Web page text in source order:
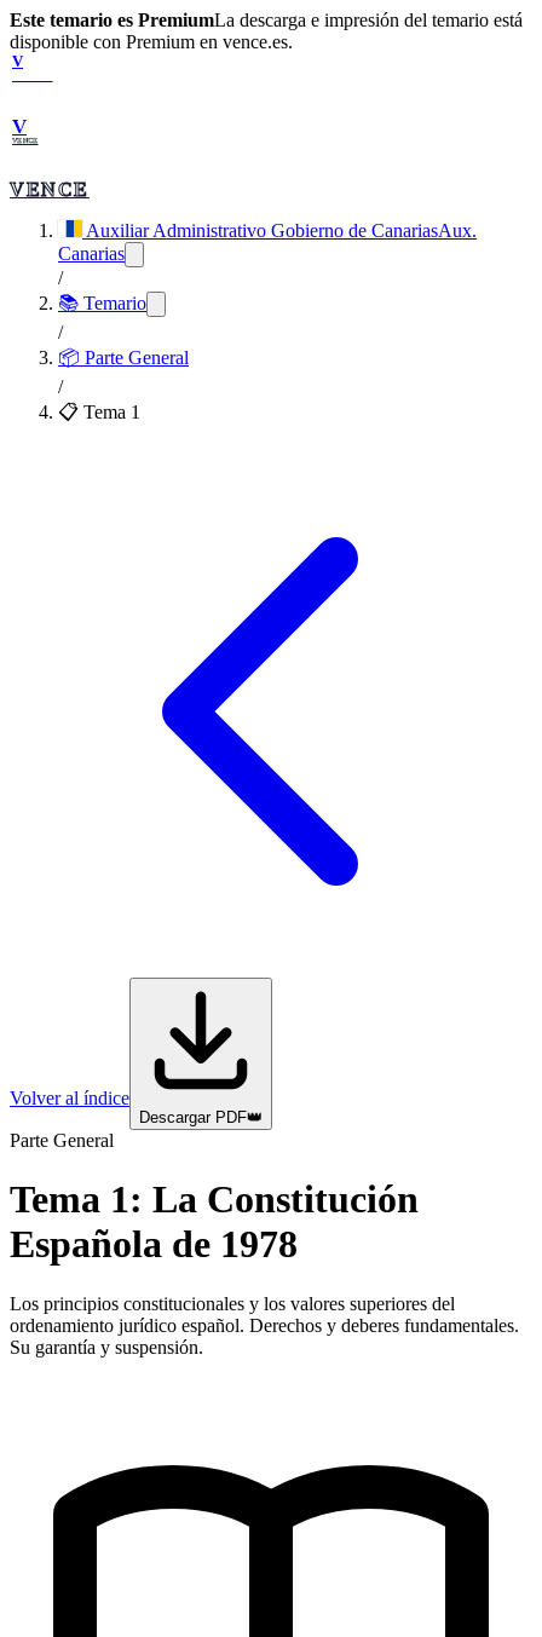
Este temario es PremiumLa descarga e impresión del temario está
disponible con Premium en vence.es.
V
V
VENCE
VENCE
Auxiliar Administrativo Gobierno de CanariasAux.
Canarias
/
📚 Temario
/
📦 Parte General
/
📋 Tema 1
Volver al índice
Descargar PDF👑
Parte General
Tema 1: La Constitución
Española de 1978
Los principios constitucionales y los valores superiores del
ordenamiento jurídico español. Derechos y deberes fundamentales.
Su garantía y suspensión.